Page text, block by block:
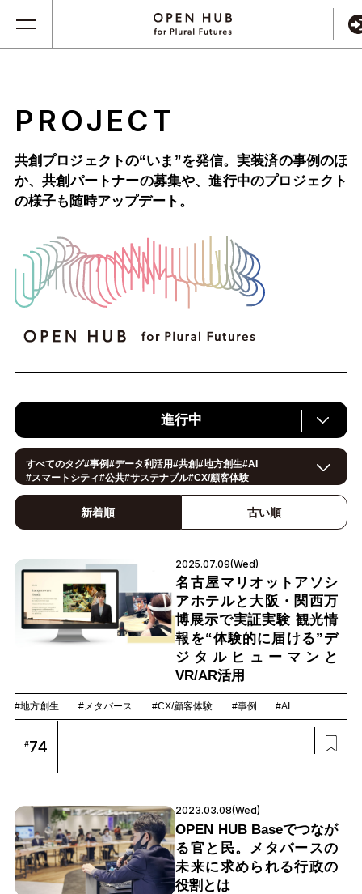
PROJECT
共創プロジェクトの“いま”を発信。実装済の事例のほ
か、共創パートナーの募集や、進行中のプロジェクト
の様子も随時アップデート。
進行中
すべてのタグ#事例#データ利活用#共創#地方創生#AI
#スマートシティ#公共#サステナブル#CX/顧客体験
イノベーション#IoT
スマートファクトリー
スマートライフ
ロボティクス
デジタルツイン
新着順 古い順
2025.07.09(Wed)
名古屋マリオットアソシ
アホテルと大阪・関西万
博展示で実証実験 観光情
報を“体験的に届ける”デ
ジタルヒューマンと
VR/AR活用
#地方創生 #メタバース #CX/顧客体験 #事例 #AI
#74
2023.03.08(Wed)
OPEN HUB Baseでつなが
る官と民。メタバースの
未来に求められる行政の
役割とは